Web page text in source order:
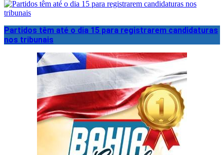
Partidos têm até o dia 15 para registrarem candidaturas
nos tribunais